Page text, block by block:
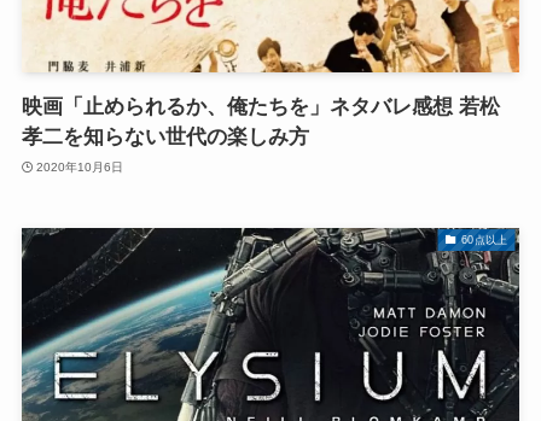
映画「止められるか、俺たちを」ネタバレ感想 若松
孝二を知らない世代の楽しみ方
2020年10月6日
60点以上